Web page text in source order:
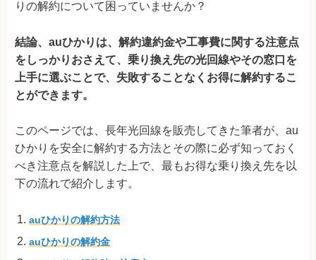
りの解約について困っていませんか？
結論、auひかりは、解約違約金や工事費に関する注意点
をしっかりおさえて、乗り換え先の光回線やその窓口を
上手に選ぶことで、失敗することなくお得に解約するこ
とができます。
このページでは、長年光回線を販売してきた筆者が、au
ひかりを安全に解約する方法とその際に必ず知っておく
べき注意点を解説した上で、最もお得な乗り換え先を以
下の流れで紹介します。
auひかりの解約方法
auひかりの解約金